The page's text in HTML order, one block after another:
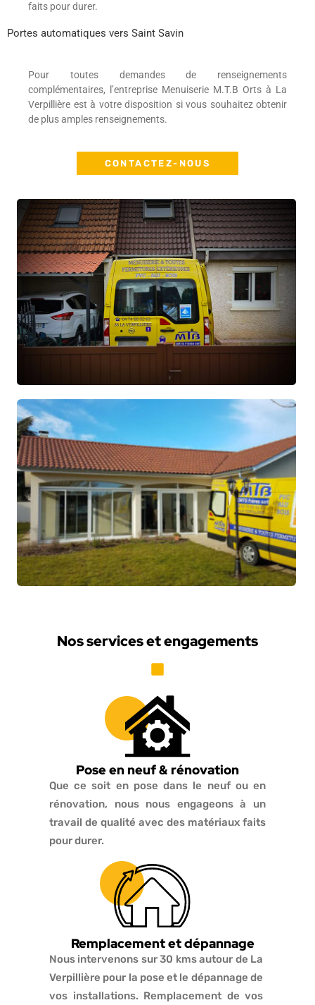
faits pour durer.
Portes automatiques vers Saint Savin
Pour toutes demandes de renseignements
complémentaires, l’entreprise Menuiserie M.T.B Orts à La
Verpillière est à votre disposition si vous souhaitez obtenir
de plus amples renseignements.
CONTACTEZ-NOUS
Nos services et engagements
Pose en neuf & rénovation
Que ce soit en pose dans le neuf ou en
rénovation, nous nous engageons à un
travail de qualité avec des matériaux faits
pour durer.
Remplacement et dépannage
Nous intervenons sur 30 kms autour de La
Verpillière pour la pose et le dépannage de
vos installations. Remplacement de vos